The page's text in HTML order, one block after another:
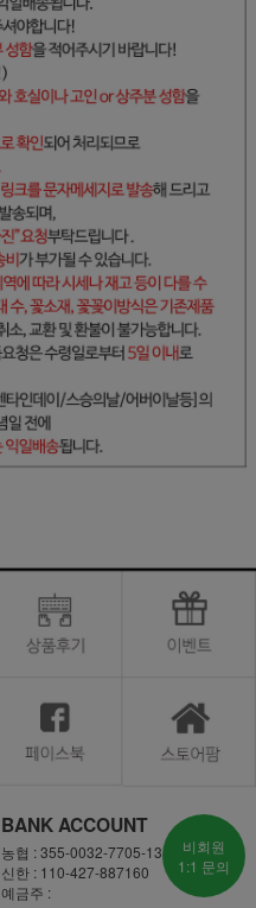
BANK ACCOUNT
농협 : 355-0032-7705-13
신한 : 110-427-887160
예금주 :
비회원
1:1 문의